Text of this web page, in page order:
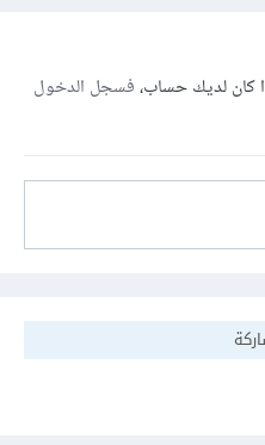
كان لديك حساب،فسجل الدخول